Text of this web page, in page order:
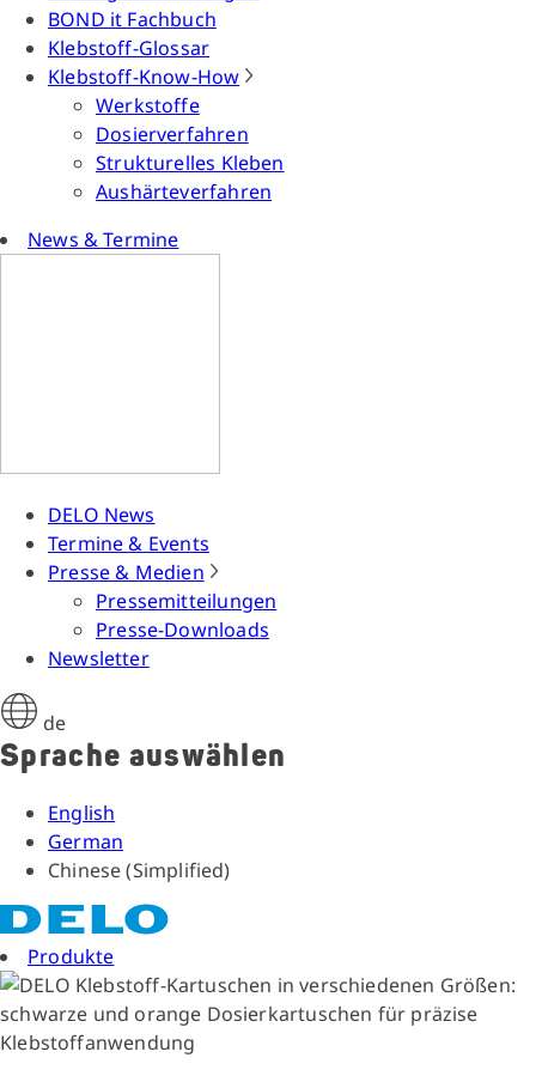
BOND it Fachbuch
Klebstoff-Glossar
Klebstoff-Know-How
Werkstoffe
Dosierverfahren
Strukturelles Kleben
Aushärteverfahren
News & Termine
DELO News
Termine & Events
Presse & Medien
Pressemitteilungen
Presse-Downloads
Newsletter
de
Sprache auswählen
English
German
Chinese (Simplified)
Produkte